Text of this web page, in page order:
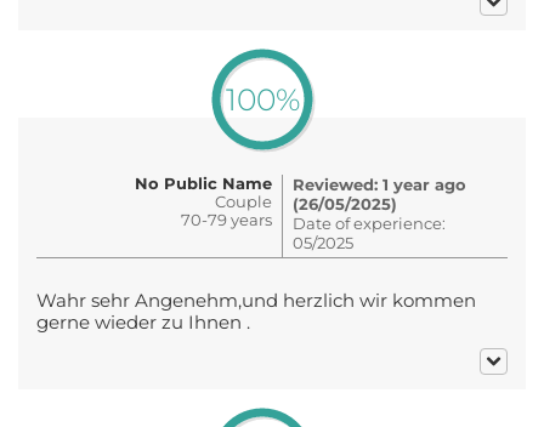
100%
No Public Name
Couple
70-79 years
Reviewed: 1 year ago
(26/05/2025)
Date of experience:
05/2025
Wahr sehr Angenehm,und herzlich wir kommen
gerne wieder zu Ihnen .